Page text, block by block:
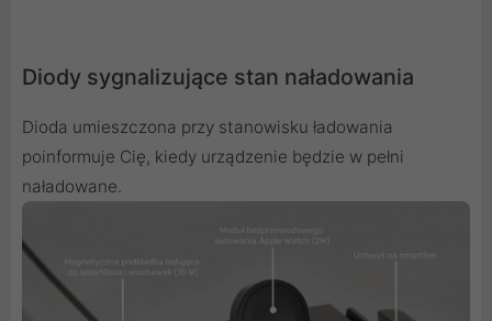
Diody sygnalizujące stan naładowania
Dioda umieszczona przy stanowisku ładowania
poinformuje Cię, kiedy urządzenie będzie w pełni
naładowane.